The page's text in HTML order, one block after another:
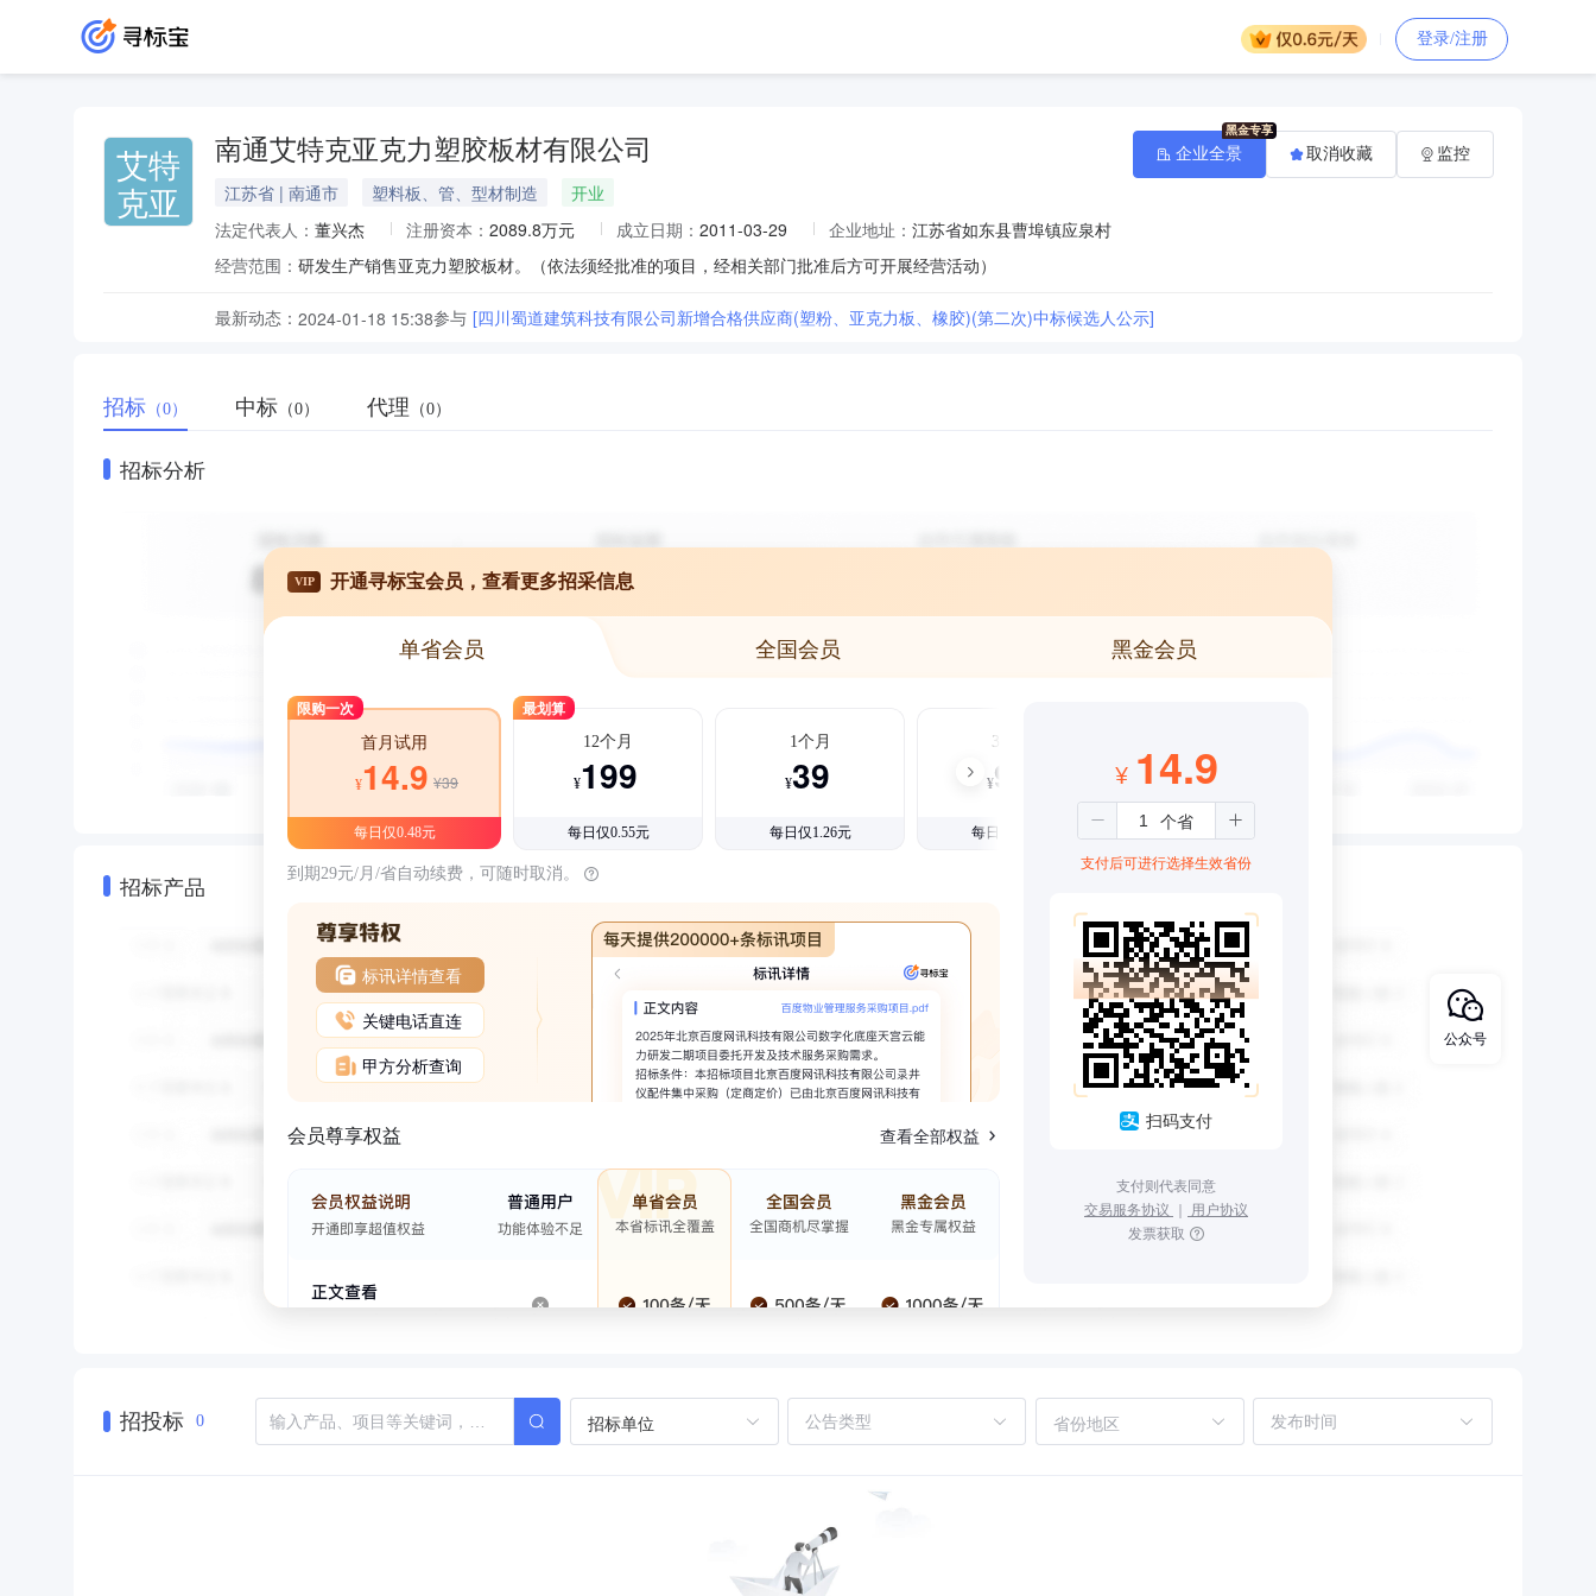
登录/注册
艾特
克亚
南通艾特克亚克力塑胶板材有限公司
江苏省 | 南通市 塑料板、管、型材制造
开业
法定代表人： 董兴杰 注册资本： 2089.8万元 成立日期： 2011-03-29 企业地址： 江苏省如东县曹埠镇应泉村
经营范围： 研发生产销售亚克力塑胶板材。（依法须经批准的项目，经相关部门批准后方可开展经营活动）
最新动态： 2024-01-18 15:38参与 [四川蜀道建筑科技有限公司新增合格供应商(塑粉、亚克力板、橡胶)(第二次)中标候选人公示]
企业全景 取消收藏 监控
招标 （0） 中标 （0） 代理 （0）
招标分析
招标产品
VIP 开通寻标宝会员，查看更多招采信息
单省会员 全国会员 黑金会员
限购一次
首月试用
¥14.9 ¥39
每日仅0.48元
最划算
12个月
¥199
每日仅0.55元
1个月
¥39
每日仅1.26元
3个月
¥99
每日仅1.08元
到期29元/月/省自动续费，可随时取消。
标讯详情查看
关键电话直连
甲方分析查询
会员尊享权益 查看全部权益
¥ 14.9
支付后可进行选择生效省份
扫码支付
支付则代表同意
交易服务协议 ｜ 用户协议
发票获取
招投标 0 招标单位 省份地区
公众号